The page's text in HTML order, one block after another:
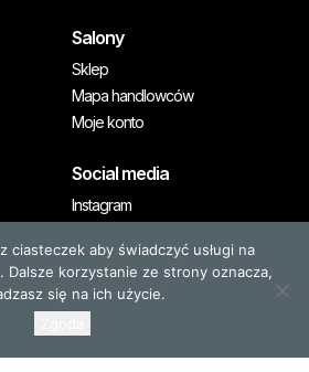
Salony
Sklep
Mapa handlowców
Moje konto
Social media
Instagram
prawa zastrzeżone
ciasteczek aby świadczyć usługi na
Dalsze korzystanie ze strony oznacza,
się na ich użycie.